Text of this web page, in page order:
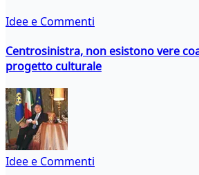
Idee e Commenti
Centrosinistra, non esistono vere
progetto culturale
Idee e Commenti